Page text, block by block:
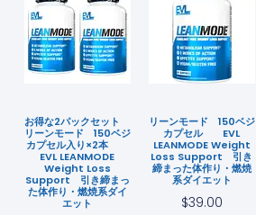
お得な2パックセット
リーンモード 150ベジ
カプセル入り×2本
EVL LEANMODE
Weight Loss
Support 引き締まっ
た体作り・燃焼系ダイ
エット
リーンモード 150ベジ
カプセル EVL
LEANMODE Weight
Loss Support 引き
締まった体作り・燃焼
系ダイエット
$39.00